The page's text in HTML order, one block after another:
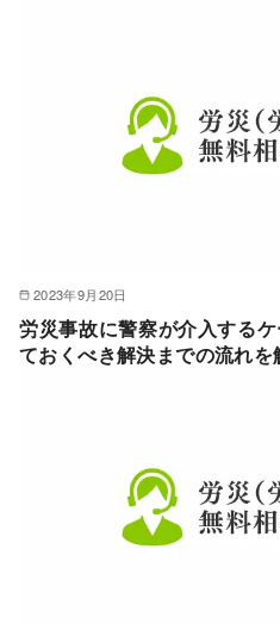
2023年9月20日
労災事故に警察が介入する
ておくべき解決までの流れを